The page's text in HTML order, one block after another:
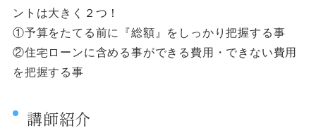
ントは大きく２つ！
①予算をたてる前に『総額』をしっかり把握する事
②住宅ローンに含める事ができる費⽤・できない費用
を把握する事
講師紹介